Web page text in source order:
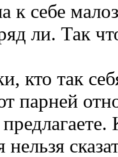
к себе
ли. Так
кто так
парней